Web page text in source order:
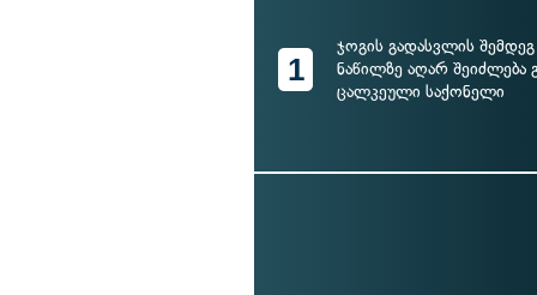
1
ჯოგის გადასვლის
ნაწილზე აღარ შეიძლება
ცალკეული საქონელი